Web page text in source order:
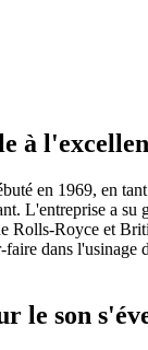
à
en 1969, en
L'entreprise a su
Rolls-Royce et
dans l'usinage
le son